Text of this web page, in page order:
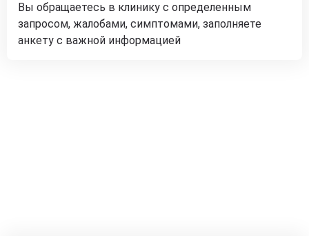
Вы обращаетесь в клинику с определенным
запросом, жалобами, симптомами, заполняете
анкету с важной информацией